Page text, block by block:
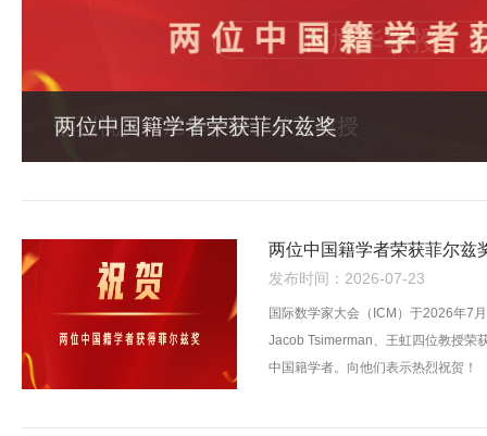
热烈祝贺何旭华教授、单芃教授
两位中国籍学者荣获菲尔兹
发布时间：2026-07-23
国际数学家大会（ICM）于2026年7
Jacob Tsimerman、王虹四位教授荣
中国籍学者。向他们表示热烈祝贺！